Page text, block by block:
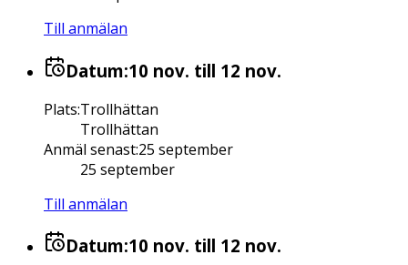
Till anmälan
Datum:10 nov. till 12 nov.
Plats:Trollhättan
Trollhättan
Anmäl senast:25 september
25 september
Till anmälan
Datum:10 nov. till 12 nov.